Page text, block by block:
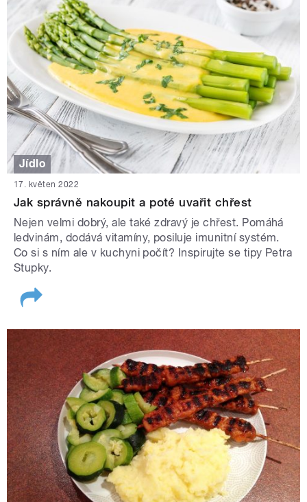
Jídlo
17. květen 2022
Jak správně nakoupit a poté uvařit chřest
Nejen velmi dobrý, ale také zdravý je chřest. Pomáhá
ledvinám, dodává vitamíny, posiluje imunitní systém.
Co si s ním ale v kuchyni počít? Inspirujte se tipy Petra
Stupky.